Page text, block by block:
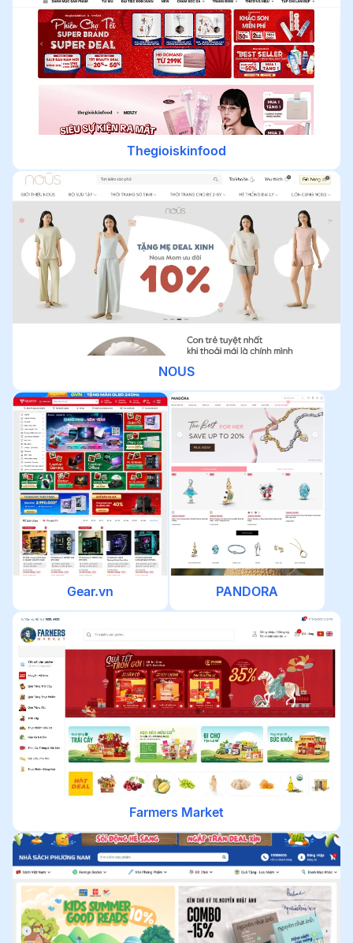
Thegioiskinfood
NOUS
Gear.vn
Farmers Market
PANDORA